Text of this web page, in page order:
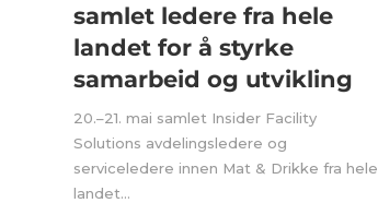
samlet ledere fra hele
landet for å styrke
samarbeid og utvikling
20.–21. mai samlet Insider Facility
Solutions avdelingsledere og
serviceledere innen Mat & Drikke fra hele
landet...